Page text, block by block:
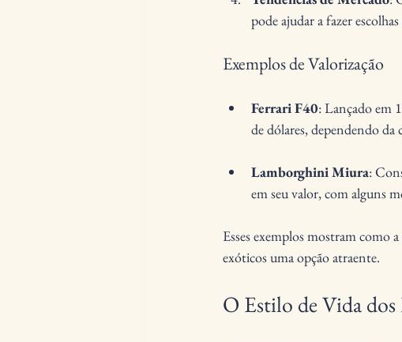
pode ajudar a fazer
Exemplos de Valorização
Ferrari F40: Lançado em
de dólares, dependendo da
Lamborghini Miura:
em seu valor, com alguns
Esses exemplos mostram como
exóticos uma opção atraente.
O Estilo de Vida